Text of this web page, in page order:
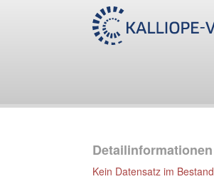
Detailinformationen
Kein Datensatz im Bestand